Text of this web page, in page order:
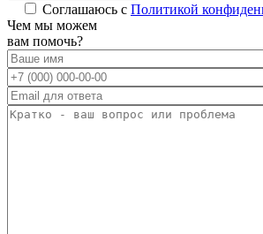
Соглашаюсь с Политикой
Alternative:
Чем мы можем
вам помочь?